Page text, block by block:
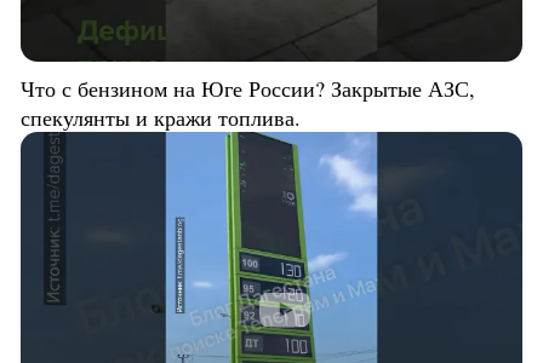
Что с бензином на Юге России? Закрытые АЗС,
спекулянты и кражи топлива.